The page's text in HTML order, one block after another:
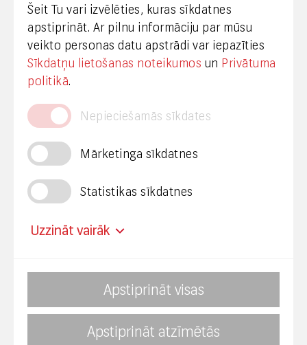
Šeit Tu vari izvēlēties, kuras sīkdatnes
apstiprināt. Ar pilnu informāciju par mūsu
veikto personas datu apstrādi var iepazīties
Sīkdatņu lietošanas noteikumos un Privātuma
politikā.
Nepieciešamās sīkdates
Mārketinga sīkdatnes
Statistikas sīkdatnes
Uzzināt vairāk
Avots Termiņš
Facebook.com 3
Apstiprināt visas
Apstiprināt atzīmētās
+371 29665001
vineta.sprugaine@lvrtc.lv
© VAS Latvijas Valsts radio un televīzijas centrs,
Privātuma politika
Piekļūstamība
Par korupciju aicinām ziņot KNAB: Bezmaksas